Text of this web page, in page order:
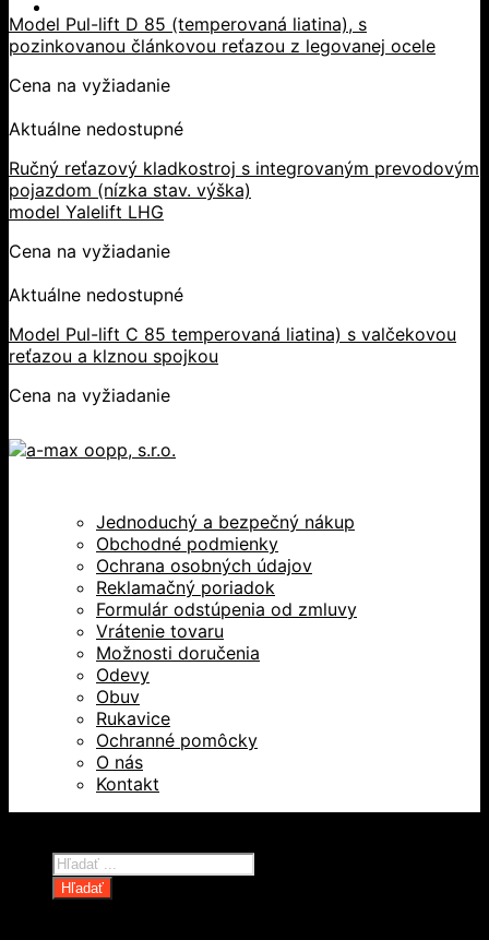
Model Pul-lift D 85 (temperovaná liatina), s
pozinkovanou článkovou reťazou z legovanej ocele
Cena na vyžiadanie
Aktuálne nedostupné
Ručný reťazový kladkostroj s integrovaným prevodovým
pojazdom (nízka stav. výška)
model Yalelift LHG
Cena na vyžiadanie
Aktuálne nedostupné
Model Pul-lift C 85 temperovaná liatina) s valčekovou
reťazou a klznou spojkou
Cena na vyžiadanie
Jednoduchý a bezpečný nákup
Obchodné podmienky
Ochrana osobných údajov
Reklamačný poriadok
Formulár odstúpenia od zmluvy
Vrátenie tovaru
Možnosti doručenia
Odevy
Obuv
Rukavice
Ochranné pomôcky
O nás
Kontakt
Products
search
Hľadať